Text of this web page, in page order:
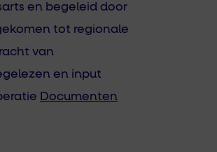
en begeleid door
tot regionale
van
en input
Documenten